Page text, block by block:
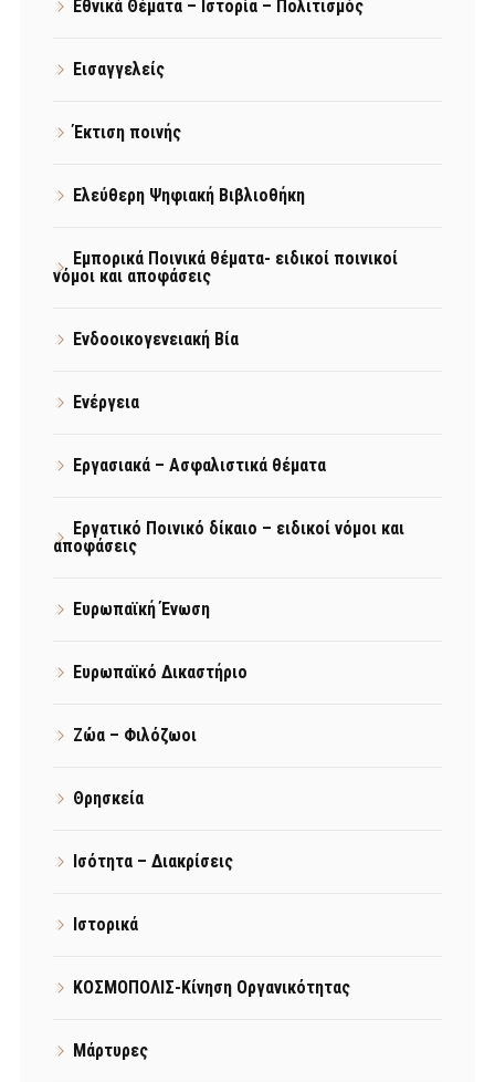
Εθνικά Θέματα – Ιστορία – Πολιτισμός
Εισαγγελείς
Έκτιση ποινής
Ελεύθερη Ψηφιακή Βιβλιοθήκη
Εμπορικά Ποινικά θέματα- ειδικοί ποινικοί
νόμοι και αποφάσεις
Ενδοοικογενειακή Βία
Ενέργεια
Εργασιακά – Ασφαλιστικά θέματα
Εργατικό Ποινικό δίκαιο – ειδικοί νόμοι και
αποφάσεις
Ευρωπαϊκή Ένωση
Ευρωπαϊκό Δικαστήριο
Ζώα – Φιλόζωοι
Θρησκεία
Ισότητα – Διακρίσεις
Ιστορικά
ΚΟΣΜΟΠΟΛΙΣ-Κίνηση Οργανικότητας
Μάρτυρες